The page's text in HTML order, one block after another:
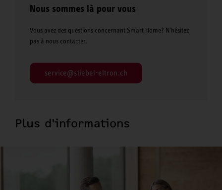
Nous sommes là pour vous
Vous avez des questions concernant Smart Home? N'hésitez
pas à nous contacter.
service@stiebel-eltron.ch
Plus d'informations